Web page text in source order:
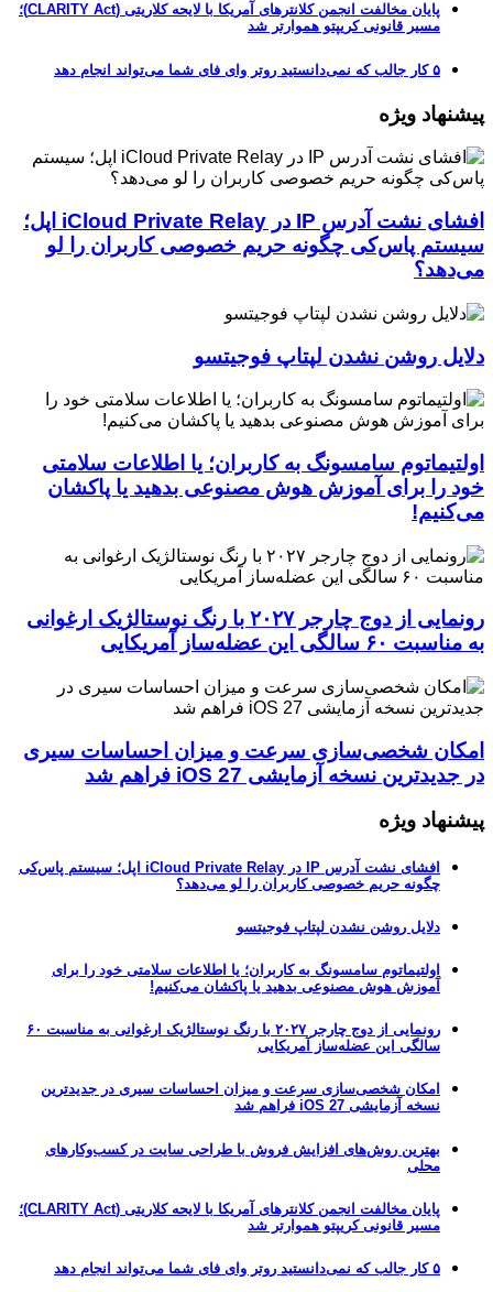
پایان مخالفت انجمن کلانترهای آمریکا با لایحه کلاریتی (CLARITY Act)؛
مسیر قانونی کریپتو هموارتر شد
۵ کار جالب که نمی‌دانستید روتر وای فای شما می‌تواند انجام دهد
پیشنهاد ویژه
افشای نشت آدرس IP در iCloud Private Relay اپل؛
سیستم پاس‌کی چگونه حریم خصوصی کاربران را لو
می‌دهد؟
دلایل روشن نشدن لپتاپ فوجیتسو
اولتیماتوم سامسونگ به کاربران؛ یا اطلاعات سلامتی
خود را برای آموزش هوش مصنوعی بدهید یا پاکشان
می‌کنیم!
رونمایی از دوج چارجر ۲۰۲۷ با رنگ نوستالژیک ارغوانی
به مناسبت ۶۰ سالگی این عضله‌ساز آمریکایی
امکان شخصی‌سازی سرعت و میزان احساسات سیری
در جدیدترین نسخه آزمایشی iOS 27 فراهم شد
پیشنهاد ویژه
افشای نشت آدرس IP در iCloud Private Relay اپل؛ سیستم پاس‌کی
چگونه حریم خصوصی کاربران را لو می‌دهد؟
دلایل روشن نشدن لپتاپ فوجیتسو
اولتیماتوم سامسونگ به کاربران؛ یا اطلاعات سلامتی خود را برای
آموزش هوش مصنوعی بدهید یا پاکشان می‌کنیم!
رونمایی از دوج چارجر ۲۰۲۷ با رنگ نوستالژیک ارغوانی به مناسبت ۶۰
سالگی این عضله‌ساز آمریکایی
امکان شخصی‌سازی سرعت و میزان احساسات سیری در جدیدترین
نسخه آزمایشی iOS 27 فراهم شد
بهترین روش‌های افزایش فروش با طراحی سایت در کسب‌وکارهای
محلی
پایان مخالفت انجمن کلانترهای آمریکا با لایحه کلاریتی (CLARITY Act)؛
مسیر قانونی کریپتو هموارتر شد
۵ کار جالب که نمی‌دانستید روتر وای فای شما می‌تواند انجام دهد